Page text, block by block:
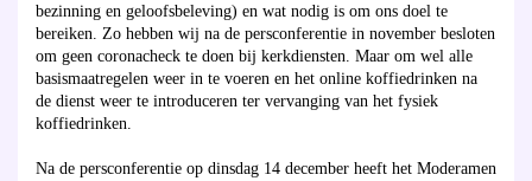
bezinning en geloofsbeleving) en wat nodig is om ons doel te
bereiken. Zo hebben wij na de persconferentie in november besloten
om geen coronacheck te doen bij kerkdiensten. Maar om wel alle
basismaatregelen weer in te voeren en het online koffiedrinken na
de dienst weer te introduceren ter vervanging van het fysiek
koffiedrinken.
Na de persconferentie op dinsdag 14 december heeft het Moderamen